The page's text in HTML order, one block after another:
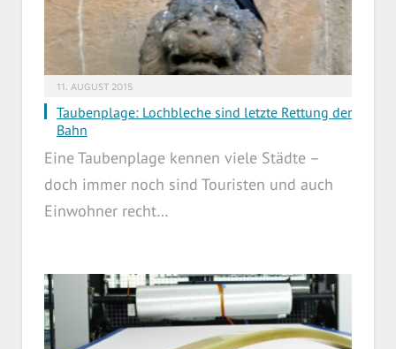
11. AUGUST 2015
Taubenplage: Lochbleche sind letzte Rettung der
Bahn
Eine Taubenplage kennen viele Städte –
doch immer noch sind Touristen und auch
Einwohner recht…